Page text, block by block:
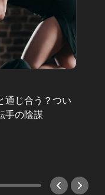
通じ合う？つい
手の陰謀